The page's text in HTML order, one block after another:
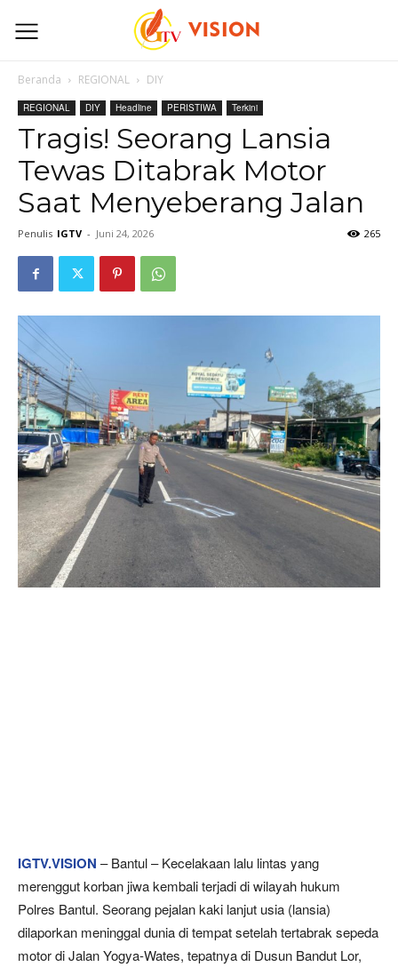
Beranda REGIONAL DIY
REGIONAL DIY Headline PERISTIWA Terkini
Tragis! Seorang Lansia
Tewas Ditabrak Motor
Saat Menyeberang Jalan
Penulis IGTV - Juni 24, 2026 265
IGTV.VISION – Bantul – Kecelakaan lalu lintas yang
merenggut korban jiwa kembali terjadi di wilayah hukum
Polres Bantul. Seorang pejalan kaki lanjut usia (lansia)
dilaporkan meninggal dunia di tempat setelah tertabrak sepeda
motor di Jalan Yogya-Wates, tepatnya di Dusun Bandut Lor,